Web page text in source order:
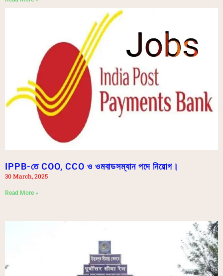
IPPB-তে COO, CCO ও ওমবাডসম্যান পদে নিয়োগ।
30 March, 2025
Read More »